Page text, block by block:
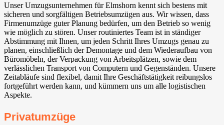
Unser Umzugsunternehmen für Elmshorn kennt sich bestens mit
sicheren und sorgfältigen Betriebsumzügen aus. Wir wissen, dass
Firmenumzüge guter Planung bedürfen, um den Betrieb so wenig
wie möglich zu stören. Unser routiniertes Team ist in ständiger
Abstimmung mit Ihnen, um jeden Schritt Ihres Umzugs genau zu
planen, einschließlich der Demontage und dem Wiederaufbau von
Büromöbeln, der Verpackung von Arbeitsplätzen, sowie dem
verlässlichen Transport von Computern und Gegenständen. Unsere
Zeitabläufe sind flexibel, damit Ihre Geschäftstätigkeit reibungslos
fortgeführt werden kann, und kümmern uns um alle logistischen
Aspekte.
Privatumzüge